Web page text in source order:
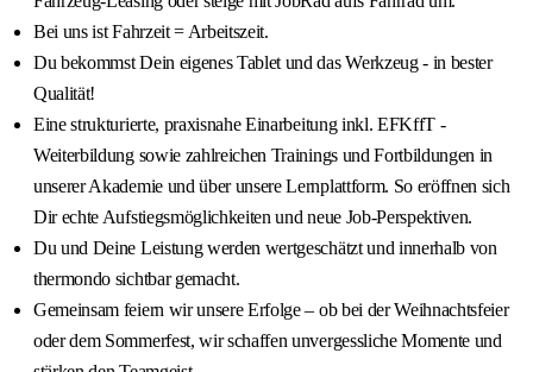
Bei uns ist Fahrzeit = Arbeitszeit.
Du bekommst Dein eigenes Tablet und das Werkzeug - in bester
Qualität!
Eine strukturierte, praxisnahe Einarbeitung inkl. EFKffT -
Weiterbildung sowie zahlreichen Trainings und Fortbildungen in
unserer Akademie und über unsere Lernplattform. So eröffnen sich
Dir echte Aufstiegsmöglichkeiten und neue Job-Perspektiven.
Du und Deine Leistung werden wertgeschätzt und innerhalb von
thermondo sichtbar gemacht.
Gemeinsam feiern wir unsere Erfolge – ob bei der Weihnachtsfeier
oder dem Sommerfest, wir schaffen unvergessliche Momente und